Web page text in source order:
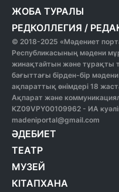
ЖОБА ТУРАЛЫ
РЕДКОЛЛЕГИЯ /
© 2018-2025 «Мәдениет
Республикасының мәдени
жинақтайтын және тұрақты
бағыттағы бірден-бір
ақпараттық өнімдері 18
Ақпарат және
KZ09VPY00109962 - ИА
madeniportal@gmail.com
ӘДЕБИЕТ
ТЕАТР
МУЗЕЙ
КІТАПХАНА